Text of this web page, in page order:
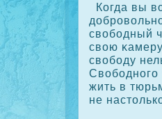
Когда вы
свободный
свою
свободу
Свободного
жить в
не